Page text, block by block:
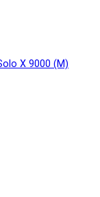
X 9000 (М)